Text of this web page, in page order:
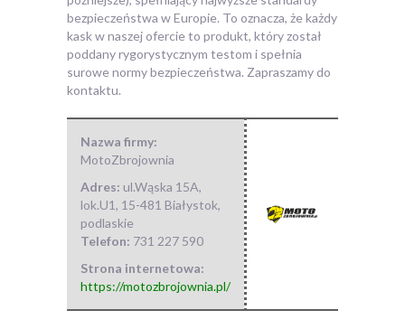
bezpieczeństwa w Europie. To oznacza, że każdy
kask w naszej ofercie to produkt, który został
poddany rygorystycznym testom i spełnia
surowe normy bezpieczeństwa. Zapraszamy do
kontaktu.
Nazwa firmy:
MotoZbrojownia
Adres: ul.Wąska 15A,
lok.U1, 15-481 Białystok,
podlaskie
Telefon: 731 227 590
Strona internetowa:
https://motozbrojownia.pl/